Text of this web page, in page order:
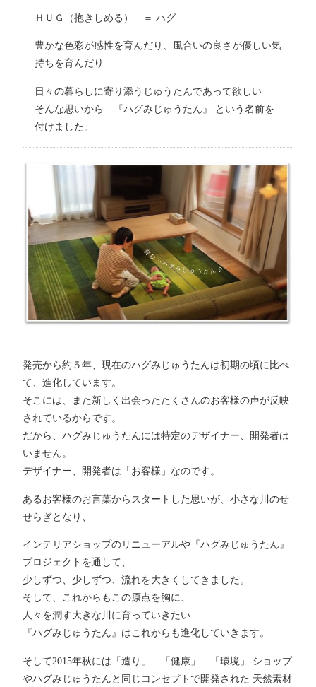
ＨＵＧ（抱きしめる） ＝ ハグ
豊かな色彩が感性を育んだり、風合いの良さが優しい気
持ちを育んだり…
日々の暮らしに寄り添うじゅうたんであって欲しい
そんな思いから 『ハグみじゅうたん』 という名前を
付けました。
発売から約５年、現在のハグみじゅうたんは初期の頃に比べ
て、進化しています。
そこには、また新しく出会ったたくさんのお客様の声が反映
されているからです。
だから、ハグみじゅうたんには特定のデザイナー、開発者は
いません。
デザイナー、開発者は「お客様」なのです。
あるお客様のお言葉からスタートした思いが、小さな川のせ
せらぎとなり、
インテリアショップのリニューアルや『ハグみじゅうたん』
プロジェクトを通して、
少しずつ、少しずつ、流れを大きくしてきました。
そして、これからもこの原点を胸に、
人々を潤す大きな川に育っていきたい…
『ハグみじゅうたん』はこれからも進化していきます。
そして2015年秋には「造り」 「健康」 「環境」 ショップ
やハグみじゅうたんと同じコンセプトで開発された 天然素材